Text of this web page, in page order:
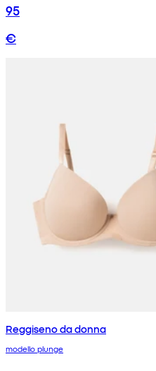
95
€
Reggiseno da donna
modello plunge